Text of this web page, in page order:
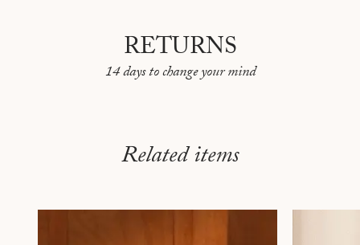
BLOOM JAPAN PAR FRÉDÉRIC LEBAIN
RETURNS
14 days to change your mind
Related items